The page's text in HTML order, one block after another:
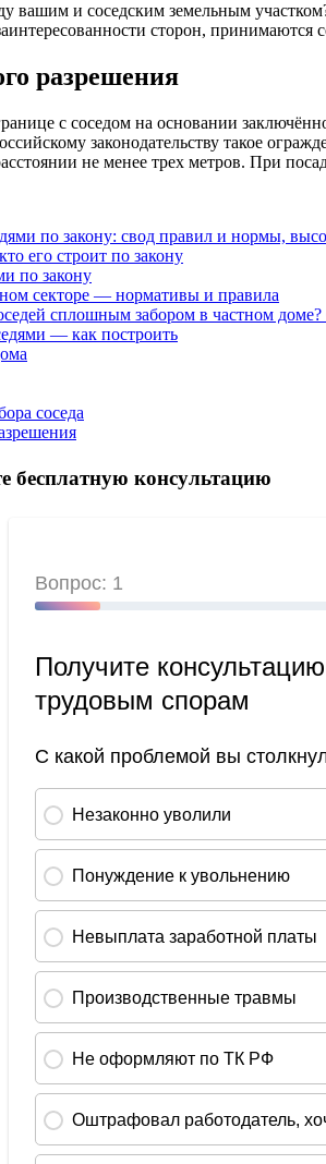
вашим и соседским земельным
сторон,
разрешения
с соседом на основании
законодательству такое
не менее трех метров. При
по закону: свод правил и нормы,
его строит по закону
по закону
секторе — нормативы и правила
сплошным забором в частном
— как построить
соседа
бесплатную консультацию